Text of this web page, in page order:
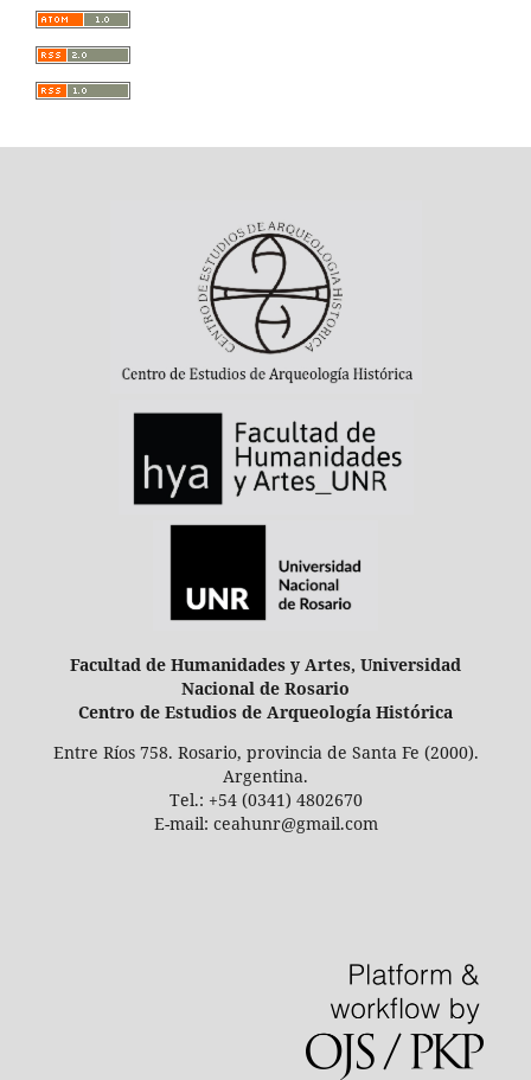
Facultad de Humanidades y Artes, Universidad
Nacional de Rosario
Centro de Estudios de Arqueología Histórica
Entre Ríos 758. Rosario, provincia de Santa Fe (2000).
Argentina.
Tel.: +54 (0341) 4802670
E-mail: ceahunr@gmail.com